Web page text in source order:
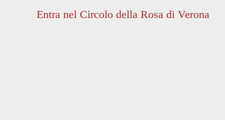
Entra nel Circolo della Rosa di Verona